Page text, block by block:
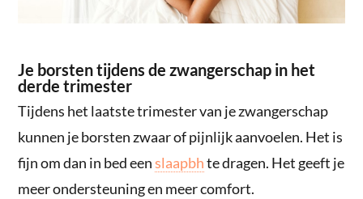
Je borsten tijdens de zwangerschap in het
derde trimester
Tijdens het laatste trimester van je zwangerschap
kunnen je borsten zwaar of pijnlijk aanvoelen. Het is
fijn om dan in bed eenslaapbhte dragen. Het geeft je
meer ondersteuning en meer comfort.